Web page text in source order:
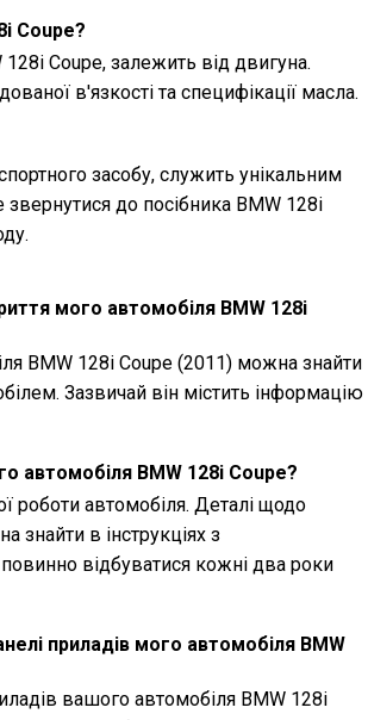
Coupe?
Coupe, залежить від двигуна.
в'язкості та специфікації масла.
засобу, служить унікальним
до посібника BMW 128i
мого автомобіля BMW 128i
BMW 128i Coupe (2011) можна знайти
Зазвичай він містить інформацію
автомобіля BMW 128i Coupe?
роботи автомобіля. Деталі щодо
знайти в інструкціях з
відбуватися кожні два роки
приладів мого автомобіля BMW
вашого автомобіля BMW 128i